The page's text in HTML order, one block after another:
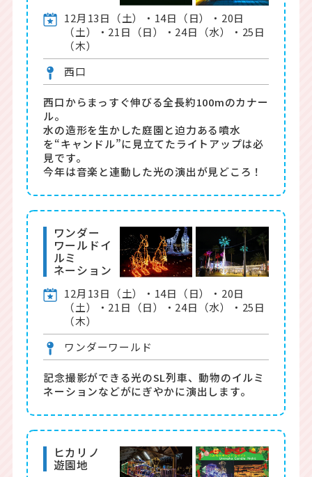
12月13日（土）・14日（日）・20日
（土）・21日（日）・24日（水）・25日
（木）
西口
西口からまっすぐ伸びる全長約100mのカナー
ル。
水の造形を生かした庭園と迫力ある噴水
を“キャンドル”に見立てたライトアップは必
見です。
今年は音楽と連動した光の演出が見どころ！
ワンダー
ワールドイ
ルミ
ネーション
12月13日（土）・14日（日）・20日
（土）・21日（日）・24日（水）・25日
（木）
ワンダーワールド
記念撮影ができる光のSL列車、動物のイルミ
ネーションなどがにぎやかに演出します。
ヒカリノ
遊園地